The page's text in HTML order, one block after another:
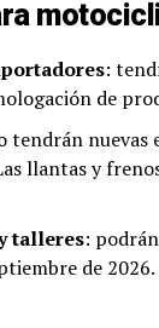
:
de
tendrán nuevas
llantas y
talleres:
de 2026.